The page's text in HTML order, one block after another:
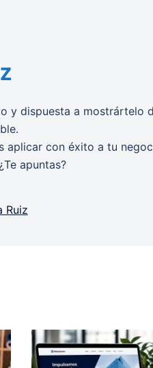
y dispuesta a mostrártelo
aplicar con éxito a tu
apuntas?
Ruiz